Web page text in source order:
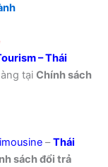
– Thái
tại Chính sách
–Thái
sách đổi trả